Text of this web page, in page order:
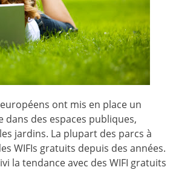
ont mis en place un
dans des espaces publiques,
jardins. La plupart des parcs à
WIFIs gratuits depuis des années.
la tendance avec des WIFI gratuits